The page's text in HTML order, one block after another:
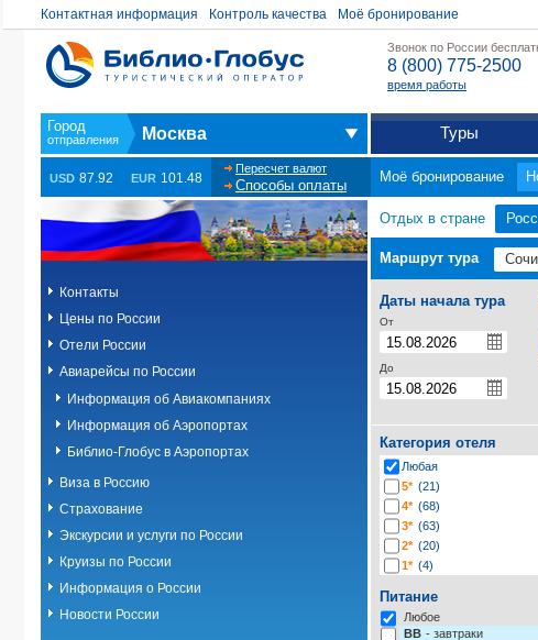
Контактная информация Контроль качества Моё бронирование
Звонок по России
8 (800) 775-2500
время работы
Москва Туры
USD 87.92 EUR 101.48
Пересчет валют
Способы оплаты
Моё бронирование
Контакты
Цены по России
Отели России
Авиарейсы по России
Информация об Авиакомпаниях
Информация об Аэропортах
Библио-Глобус в Аэропортах
Виза в Россию
Страхование
Экскурсии и услуги по России
Круизы по России
Информация о России
Новости России
Отдых в стране
Маршрут тура
Даты начала тура
От
До
Категория отеля
Любая
5* (21)
4* (68)
3* (63)
2* (20)
1* (4)
Питание
Любое
BB - завтраки